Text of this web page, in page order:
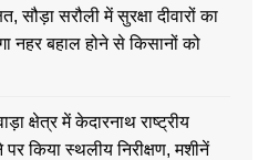
सौड़ा सरौली में सुरक्षा दीवारों का
नहर बहाल होने से किसानों को
क्षेत्र में केदारनाथ राष्ट्रीय
किया स्थलीय निरीक्षण, मशीनें